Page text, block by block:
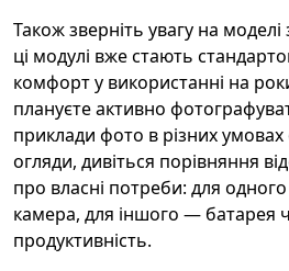
Також зверніть увагу на моделі
ці модулі вже стають
комфорт у використанні на
плануєте активно
приклади фото в різних умовах
огляди, дивіться порівняння
про власні потреби: для
камера, для іншого — батарея
продуктивність.